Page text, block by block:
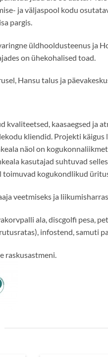
ja väljaspool kodu
pargis.
üldhooldusteenus ja
on ühekohalised toad.
Hansu talus ja
kaasaegsed ja
kliendid. Projekti käigus
näol on
kasutajad suhtuvad
toimuvad kogukondlikud
veetmiseks ja
ala, discgolfi pesa,
infostend, samuti
raskusastmeni.